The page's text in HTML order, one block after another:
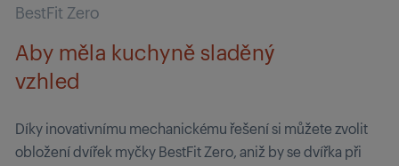
BestFit Zero
Aby měla kuchyně sladěný
vzhled
Díky inovativnímu mechanickému řešení si můžete zvolit
obložení dvířek myčky BestFit Zero, aniž by se dvířka při